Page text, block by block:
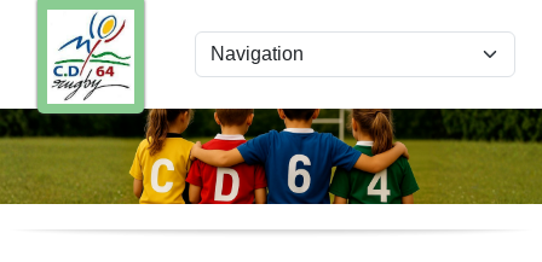
Panneau de gestion des cookies